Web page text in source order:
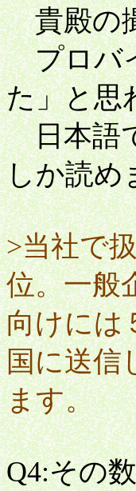
貴殿の
プロバイ
た」と思
日本語で
しか読め
>当社で
位。一般
向けには
国に送信
ます。
Q4:その